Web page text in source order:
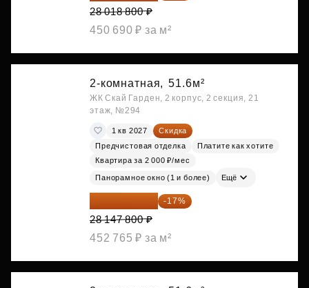
28 018 800 ₽
450 690 ₽ за м²
2-комнатная, 51.6м²
ЖК Скай Гарден, 2 корпус, 2 секция, 21
этаж, №294
1 кв 2027
Скидка
Предчистовая отделка
Платите как хотите
Квартира за 2 000 ₽/мес
Панорамное окно (1 и более) Ещё
23 362 674 ₽ -17%
28 147 800 ₽
452 765 ₽ за м²